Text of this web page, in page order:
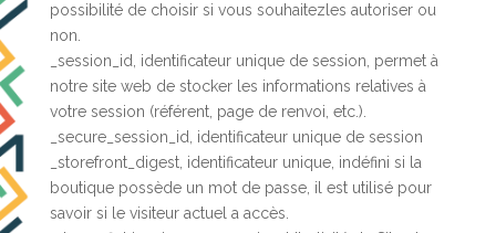
possibilité de choisir si vous souhaitezles autoriser ou
non.
_session_id, identificateur unique de session, permet à
notre site web de stocker les informations relatives à
votre session (référent, page de renvoi, etc.).
_secure_session_id, identificateur unique de session
_storefront_digest, identificateur unique, indéfini si la
boutique possède un mot de passe, il est utilisé pour
savoir si le visiteur actuel a accès.